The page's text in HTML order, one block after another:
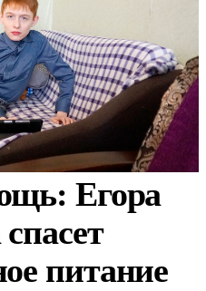
Егора
питание